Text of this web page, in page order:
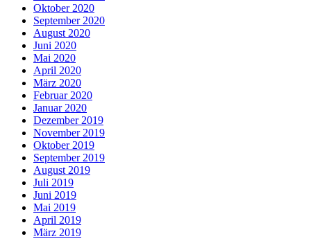
Oktober 2020
September 2020
August 2020
Juni 2020
Mai 2020
April 2020
März 2020
Februar 2020
Januar 2020
Dezember 2019
November 2019
Oktober 2019
September 2019
August 2019
Juli 2019
Juni 2019
Mai 2019
April 2019
März 2019